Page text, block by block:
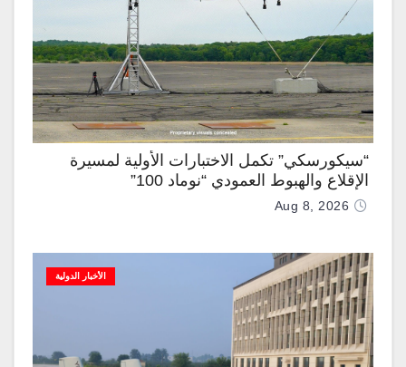
“سيكورسكي” تكمل الاختبارات الأولية لمسيرة
الإقلاع والهبوط العمودي “نوماد 100”
Aug 8, 2026
الأخبار الدولية